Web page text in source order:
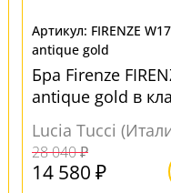
FIRENZE
antique gold
Бра Firenze
antique gold в
Lucia Tucci
28 040 ₽
14 580 ₽